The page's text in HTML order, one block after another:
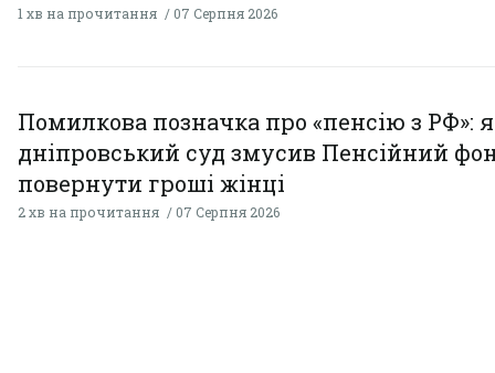
1 хв на прочитання 07 Серпня 2026
Помилкова позначка про «пенсію з РФ»:
дніпровський суд змусив Пенсійний
повернути гроші жінці
2 хв на прочитання 07 Серпня 2026